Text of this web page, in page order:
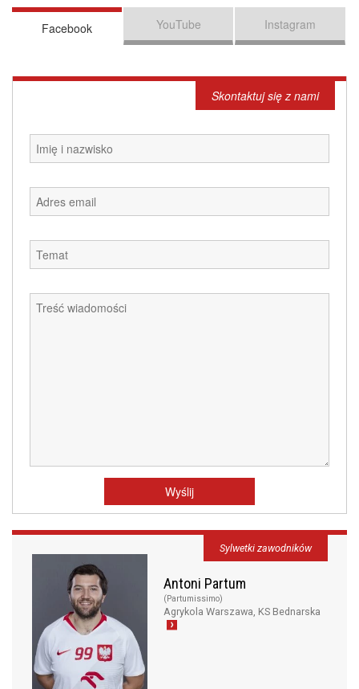
Facebook YouTube Instagram
Skontaktuj się z nami
Antoni Partum
(Partumissimo)
Agrykola Warszawa, KS Bednarska
Sylwetki zawodników